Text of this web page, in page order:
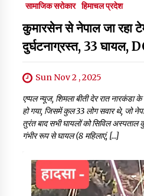
सामाजिक सरोकार हिमाचल प्रदेश
कुमारसेन से नेपाल जा रहा
दुर्घटनाग्रस्त, 33 घायल,
Sun Nov 2 , 2025
एप्पल न्यूज, शिमला बीती देर रात नारकंडा
हो गया, जिसमें कुल 33 लोग सवार थे, जो
तुरंत बाद सभी घायलों को सिविल अस्पताल
गंभीर रूप से घायल (8 महिलाएं, […]